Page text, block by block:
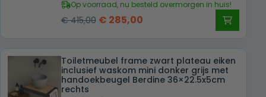
Op voorraad, nu besteld overmorgen in huis!
€415,00 Oorspronkelijke
was:
€ 415,00.
€ 285,00
is:
€ 285,00.
Toiletmeubel frame zwart plateau eiken
inclusief waskom mini donker grijs met
handoekbeugel Berdine 36×22.5x5cm
rechts